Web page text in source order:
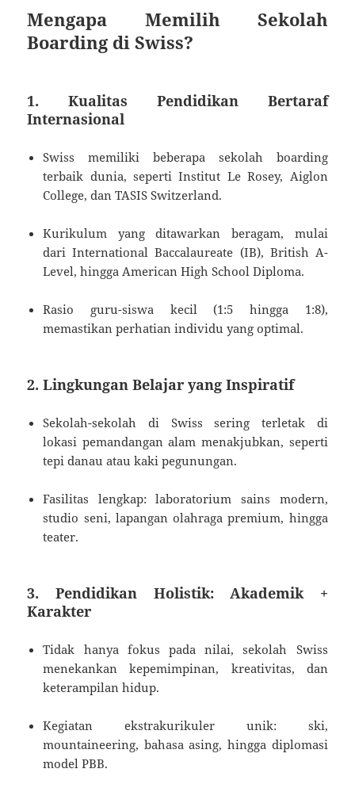
Mengapa Memilih Sekolah
Boarding di Swiss?
1. Kualitas Pendidikan Bertaraf
Internasional
Swiss memiliki beberapa sekolah boarding
terbaik dunia, seperti Institut Le Rosey, Aiglon
College, dan TASIS Switzerland.
Kurikulum yang ditawarkan beragam, mulai
dari International Baccalaureate (IB), British A-
Level, hingga American High School Diploma.
Rasio guru-siswa kecil (1:5 hingga 1:8),
memastikan perhatian individu yang optimal.
2. Lingkungan Belajar yang Inspiratif
Sekolah-sekolah di Swiss sering terletak di
lokasi pemandangan alam menakjubkan, seperti
tepi danau atau kaki pegunungan.
Fasilitas lengkap: laboratorium sains modern,
studio seni, lapangan olahraga premium, hingga
teater.
3. Pendidikan Holistik: Akademik +
Karakter
Tidak hanya fokus pada nilai, sekolah Swiss
menekankan kepemimpinan, kreativitas, dan
keterampilan hidup.
Kegiatan ekstrakurikuler unik: ski,
mountaineering, bahasa asing, hingga diplomasi
model PBB.